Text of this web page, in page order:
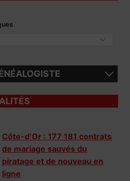
Côte-d’Or : 177 181 contrats
de mariage sauvés du
piratage et de nouveau en
ligne